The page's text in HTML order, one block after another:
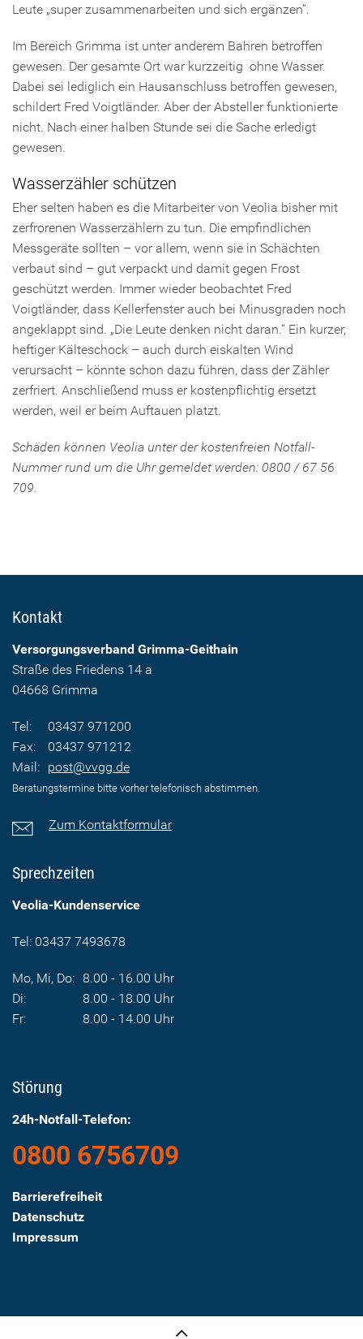
Leute „super zusammenarbeiten und sich ergänzen“.
Im Bereich Grimma ist unter anderem Bahren betroffen
gewesen. Der gesamte Ort war kurzzeitig ohne Wasser.
Dabei sei lediglich ein Hausanschluss betroffen gewesen,
schildert Fred Voigtländer. Aber der Absteller funktionierte
nicht. Nach einer halben Stunde sei die Sache erledigt
gewesen.
Wasserzähler schützen
Eher selten haben es die Mitarbeiter von Veolia bisher mit
zerfrorenen Wasserzählern zu tun. Die empfindlichen
Messgeräte sollten – vor allem, wenn sie in Schächten
verbaut sind – gut verpackt und damit gegen Frost
geschützt werden. Immer wieder beobachtet Fred
Voigtländer, dass Kellerfenster auch bei Minusgraden noch
angeklappt sind. „Die Leute denken nicht daran.“ Ein kurzer,
heftiger Kälteschock – auch durch eiskalten Wind
verursacht – könnte schon dazu führen, dass der Zähler
zerfriert. Anschließend muss er kostenpflichtig ersetzt
werden, weil er beim Auftauen platzt.
Schäden können Veolia unter der kostenfreien Notfall-
Nummer rund um die Uhr gemeldet werden: 0800 / 67 56
709.
Kontakt
Versorgungsverband Grimma-Geithain
Straße des Friedens 14 a
04668 Grimma
Tel:
03437 971200
Fax:
03437 971212
Mail: post@vvgg.de
Beratungstermine bitte vorher telefonisch abstimmen.
Zum Kontaktformular
Sprechzeiten
Veolia-Kundenservice
Tel: 03437 7493678
Mo, Mi, Do: 8.00 - 16.00 Uhr
Di:
8.00 - 18.00 Uhr
Fr:
8.00 - 14.00 Uhr
Störung
24h-Notfall-Telefon:
0800 6756709
Barrierefreiheit
Datenschutz
Impressum